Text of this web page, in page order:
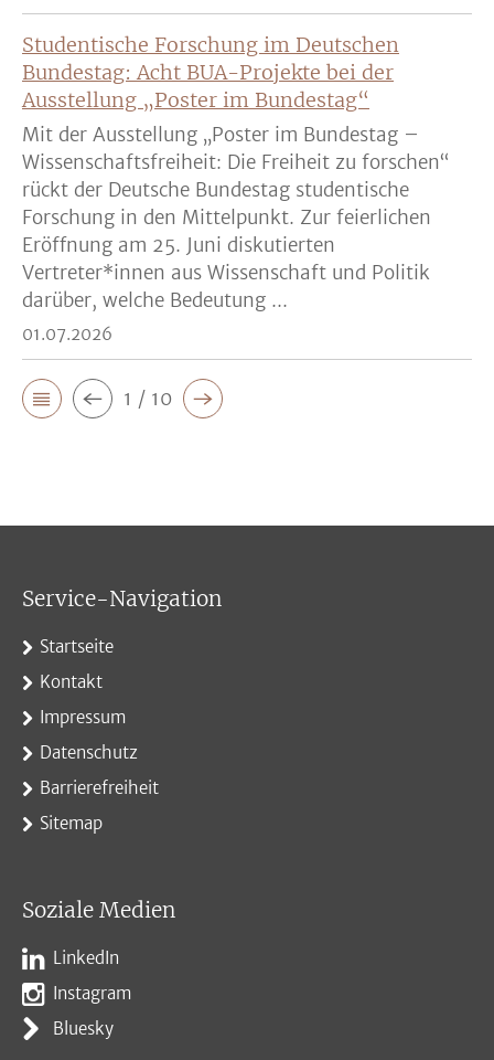
Studentische Forschung im Deutschen
Bundestag: Acht BUA-Projekte bei der
Ausstellung „Poster im Bundestag“
Mit der Ausstellung „Poster im Bundestag –
Wissenschaftsfreiheit: Die Freiheit zu forschen“
rückt der Deutsche Bundestag studentische
Forschung in den Mittelpunkt. Zur feierlichen
Eröffnung am 25. Juni diskutierten
Vertreter*innen aus Wissenschaft und Politik
darüber, welche Bedeutung ...
01.07.2026
1 / 10
Service-Navigation
Startseite
Kontakt
Impressum
Datenschutz
Barrierefreiheit
Sitemap
Soziale Medien
LinkedIn
Instagram
Bluesky